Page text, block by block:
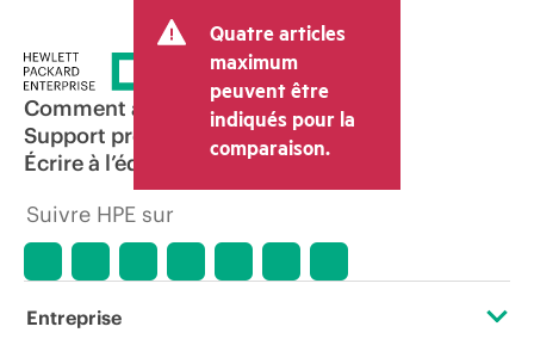
Quatre articles
maximum
peuvent être
indiqués pour la
comparaison.
Comment acheter
Support produit
Écrire à l’équipe commerciale
Suivre HPE sur
Entreprise